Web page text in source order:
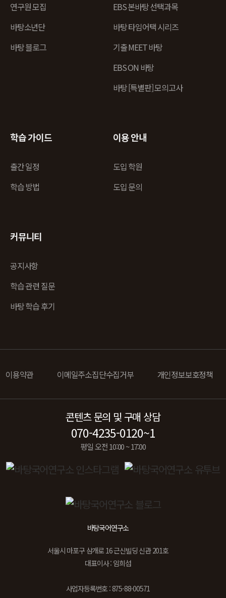
연구원 모집
바탕소년단
바탕 블로그
EBS 본바탕 선택과목
바탕 타임어택 시리즈
기출 MEET 바탕
EBS ON 바탕
바탕 [특별판] 모의고사
학습 가이드
출간 일정
학습 방법
이용 안내
도입 학원
도입 문의
커뮤니티
공지사항
학습 관련 질문
바탕 학습 후기
이용약관 이메일주소집단수집거부 개인정보보호정책
콘텐츠 문의 및 구매 상담
070-4235-0120~1
평일 오전 10:00 ~ 17:00
바탕국어연구소
서울시 마포구 삼개로 16 근신빌딩 신관 201호
대표이사 : 임희섭
사업자등록번호 : 875-88-00571